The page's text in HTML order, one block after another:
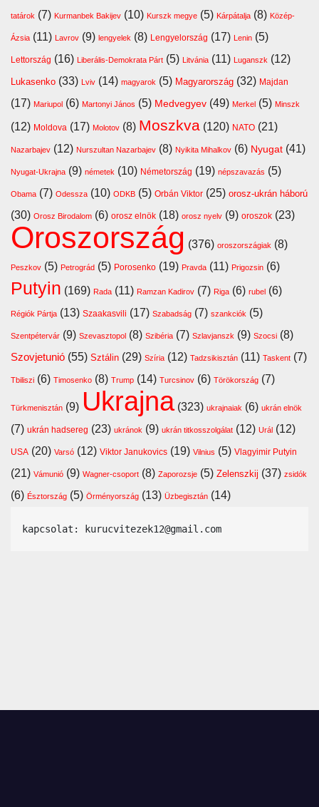
tatárok (7) Kurmanbek Bakijev (10) Kurszk megye (5) Kárpátalja (8) Közép-
Ázsia (11) Lavrov (9) lengyelek (8) Lengyelország (17) Lenin (5)
Lettország (16) Liberális-Demokrata Párt (5) Litvánia (11) Luganszk (12)
Lukasenko (33) Lviv (14) magyarok (5) Magyarország (32) Majdan
(17) Mariupol (6) Martonyi János (5) Medvegyev (49) Merkel (5) Minszk
(12) Moldova (17) Molotov (8) Moszkva (120) NATO (21)
Nazarbajev (12) Nurszultan Nazarbajev (8) Nyikita Mihalkov (6) Nyugat (41)
Nyugat-Ukrajna (9) németek (10) Németország (19) népszavazás (5)
Obama (7) Odessza (10) ODKB (5) Orbán Viktor (25) orosz-ukrán háború
(30) Orosz Birodalom (6) orosz elnök (18) orosz nyelv (9) oroszok (23)
Oroszország (376) oroszországiak (8)
Peszkov (5) Petrográd (5) Porosenko (19) Pravda (11) Prigozsin (6)
Putyin (169) Rada (11) Ramzan Kadirov (7) Riga (6) rubel (6)
Régiók Pártja (13) Szaakasvili (17) Szabadság (7) szankciók (5)
Szentpétervár (9) Szevasztopol (8) Szibéria (7) Szlavjanszk (9) Szocsi (8)
Szovjetunió (55) Sztálin (29) Szíria (12) Tadzsikisztán (11) Taskent (7)
Tbiliszi (6) Timosenko (8) Trump (14) Turcsinov (6) Törökország (7)
Türkmenisztán (9) Ukrajna(323) ukrajnaiak (6) ukrán elnök
(7) ukrán hadsereg (23) ukránok (9) ukrán titkosszolgálat (12) Urál (12)
USA (20) Varsó (12) Viktor Janukovics (19) Vilnius (5) Vlagyimir Putyin
(21) Vámunió (9) Wagner-csoport (8) Zaporozsje (5) Zelenszkij (37) zsidók
(6) Észtország (5) Örményország (13) Üzbegisztán (14)
kapcsolat: kurucvitezek12@gmail.com